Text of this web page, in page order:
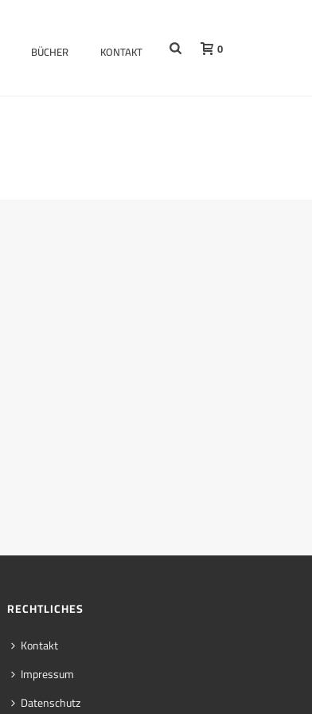
BÜCHER KONTAKT 0
RECHTLICHES
Kontakt
Impressum
Datenschutz